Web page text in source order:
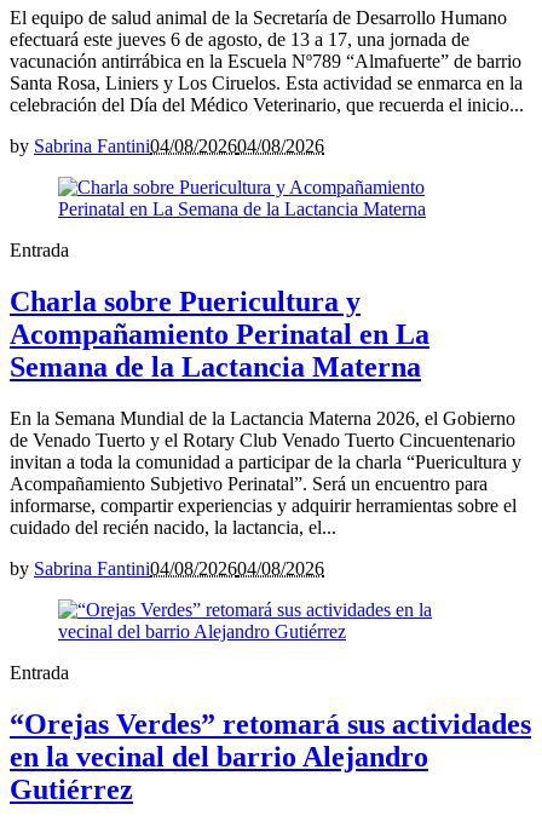
El equipo de salud animal de la Secretaría de Desarrollo Humano
efectuará este jueves 6 de agosto, de 13 a 17, una jornada de
vacunación antirrábica en la Escuela Nº789 “Almafuerte” de barrio
Santa Rosa, Liniers y Los Ciruelos. Esta actividad se enmarca en la
celebración del Día del Médico Veterinario, que recuerda el inicio...
by Sabrina Fantini04/08/202604/08/2026
Entrada
Charla sobre Puericultura y
Acompañamiento Perinatal en La
Semana de la Lactancia Materna
En la Semana Mundial de la Lactancia Materna 2026, el Gobierno
de Venado Tuerto y el Rotary Club Venado Tuerto Cincuentenario
invitan a toda la comunidad a participar de la charla “Puericultura y
Acompañamiento Subjetivo Perinatal”. Será un encuentro para
informarse, compartir experiencias y adquirir herramientas sobre el
cuidado del recién nacido, la lactancia, el...
by Sabrina Fantini04/08/202604/08/2026
Entrada
“Orejas Verdes” retomará sus actividades
en la vecinal del barrio Alejandro
Gutiérrez